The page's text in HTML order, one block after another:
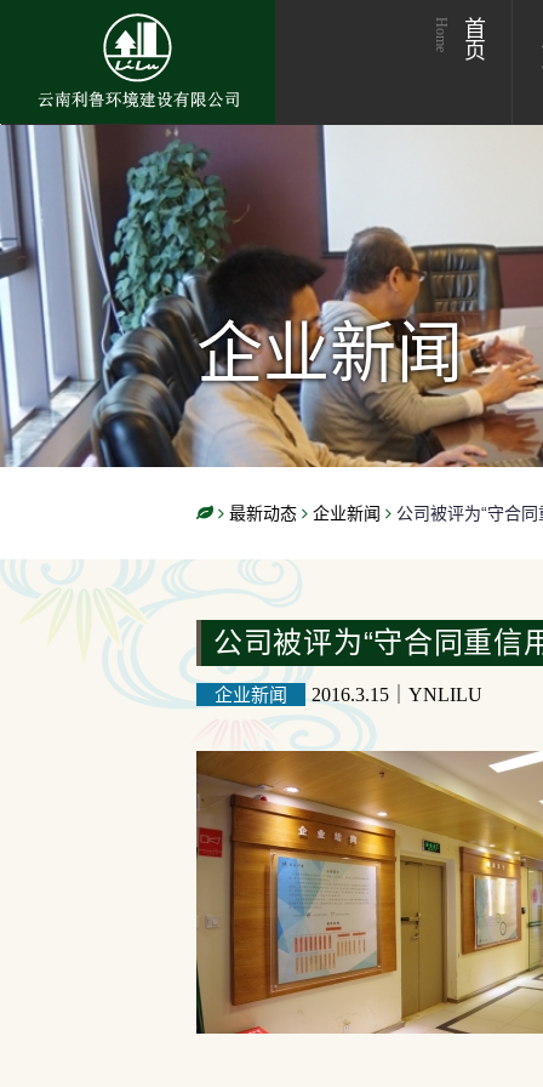
首页
Home
企业新闻
最新动态 企业新闻 公司被评为“守合同
公司被评为“守合同重信
企业新闻 2016.3.15 YNLILU